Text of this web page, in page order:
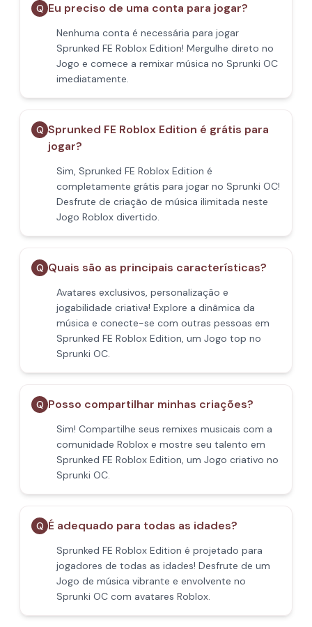
Q Eu preciso de uma conta para jogar?
Nenhuma conta é necessária para jogar
Sprunked FE Roblox Edition! Mergulhe direto no
Jogo e comece a remixar música no Sprunki OC
imediatamente.
Q Sprunked FE Roblox Edition é grátis para
jogar?
Sim, Sprunked FE Roblox Edition é
completamente grátis para jogar no Sprunki OC!
Desfrute de criação de música ilimitada neste
Jogo Roblox divertido.
Q Quais são as principais características?
Avatares exclusivos, personalização e
jogabilidade criativa! Explore a dinâmica da
música e conecte-se com outras pessoas em
Sprunked FE Roblox Edition, um Jogo top no
Sprunki OC.
Q Posso compartilhar minhas criações?
Sim! Compartilhe seus remixes musicais com a
comunidade Roblox e mostre seu talento em
Sprunked FE Roblox Edition, um Jogo criativo no
Sprunki OC.
Q É adequado para todas as idades?
Sprunked FE Roblox Edition é projetado para
jogadores de todas as idades! Desfrute de um
Jogo de música vibrante e envolvente no
Sprunki OC com avatares Roblox.